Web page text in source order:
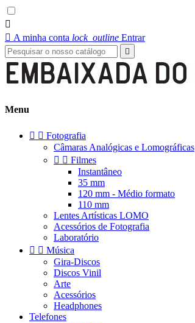

 A minha conta lock_outline Entrar

Menu
  Fotografia
Câmaras Analógicas e Lomográficas
  Filmes
Instantâneo
35 mm
120 mm - Médio formato
110 mm
Lentes Artísticas LOMO
Acessórios de Fotografia
Laboratório
  Música
Gira-Discos
Discos Vinil
Arte
Acessórios
Headphones
Telefones